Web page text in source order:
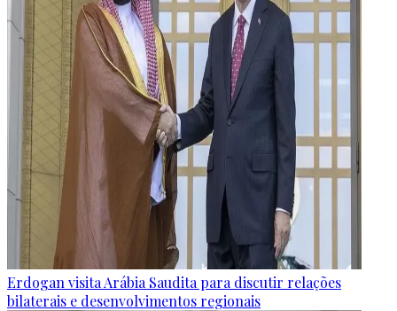
Erdogan visita Arábia Saudita para discutir relações
bilaterais e desenvolvimentos regionais